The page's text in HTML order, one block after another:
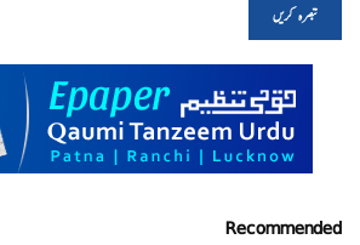
Recommended